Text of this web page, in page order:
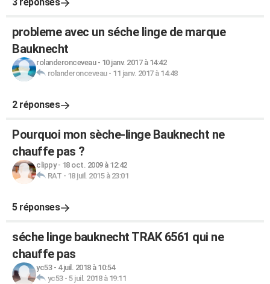
probleme avec un séche linge de marque
Bauknecht
rolanderonceveau- 10 janv. 2017 à 14:42
rolanderonceveau- 11 janv. 2017 à 14:48
2 réponses
Pourquoi mon sèche-linge Bauknecht ne
chauffe pas ?
clippy- 18 oct. 2009 à 12:42
RAT - 18 juil. 2015 à 23:01
5 réponses
séche linge bauknecht TRAK 6561 qui ne
chauffe pas
yc53- 4 juil. 2018 à 10:54
yc53- 5 juil. 2018 à 19:11